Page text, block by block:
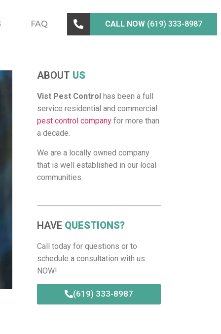
FAQ CALL NOW(619) 333-8987
ABOUT US
Vist Pest Control has been a full
service residential and commercial
pest control company for more than
a decade.
We are a locally owned company
that is well established in our local
communities.
HAVE QUESTIONS?
Call today for questions or to
schedule a consultation with us
NOW!
(619) 333-8987